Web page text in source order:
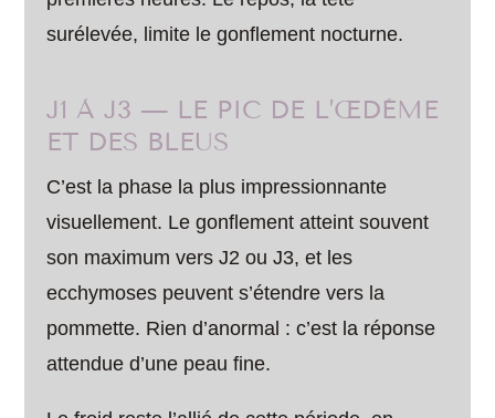
surélevée, limite le gonflement nocturne.
J1 À J3 — LE PIC DE L’ŒDÈME
ET DES BLEUS
C’est la phase la plus impressionnante
visuellement. Le gonflement atteint souvent
son maximum vers J2 ou J3, et les
ecchymoses peuvent s’étendre vers la
pommette. Rien d’anormal : c’est la réponse
attendue d’une peau fine.